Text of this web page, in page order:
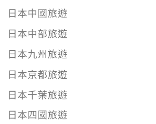
日本中國旅遊
日本中部旅遊
日本九州旅遊
日本京都旅遊
日本千葉旅遊
日本四國旅遊